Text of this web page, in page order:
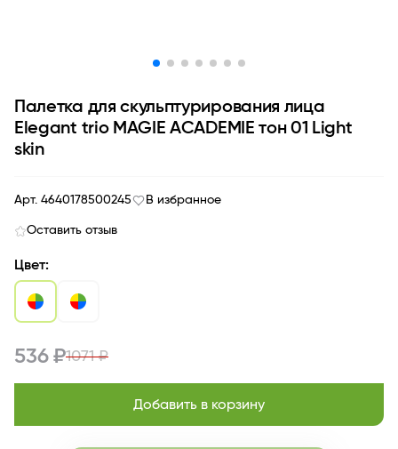
Палетка для скульптурирования лица
Elegant trio MAGIE ACADEMIE тон 01 Light
skin
Арт. 4640178500245 В избранное
Оставить отзыв
Цвет:
536 ₽1071 ₽
Добавить в корзину